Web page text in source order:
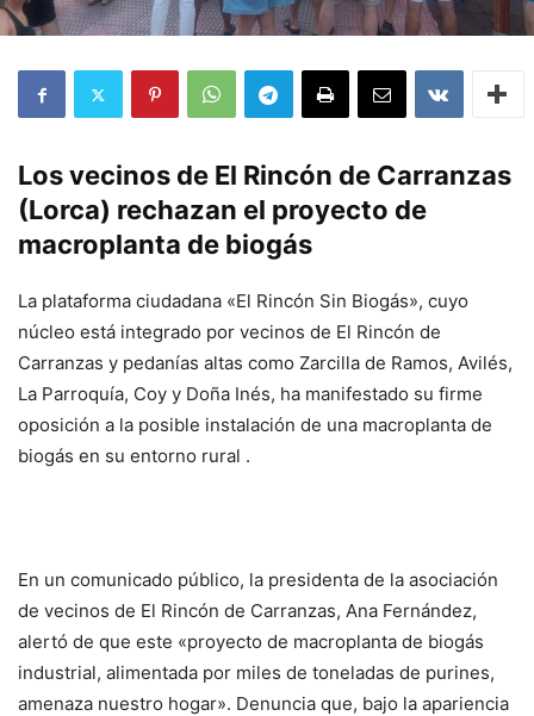
Los vecinos de El Rincón de Carranzas
(Lorca) rechazan el proyecto de
macroplanta de biogás
La plataforma ciudadana «El Rincón Sin Biogás», cuyo
núcleo está integrado por vecinos de El Rincón de
Carranzas y pedanías altas como Zarcilla de Ramos, Avilés,
La Parroquía, Coy y Doña Inés, ha manifestado su firme
oposición a la posible instalación de una macroplanta de
biogás en su entorno rural .
En un comunicado público, la presidenta de la asociación
de vecinos de El Rincón de Carranzas, Ana Fernández,
alertó de que este «proyecto de macroplanta de biogás
industrial, alimentada por miles de toneladas de purines,
amenaza nuestro hogar». Denuncia que, bajo la apariencia